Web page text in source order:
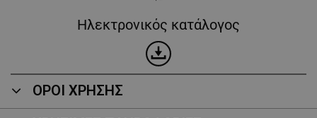
Ηλεκτρονικός κατάλογος
ΟΡΟΙ ΧΡΗΣΗΣ